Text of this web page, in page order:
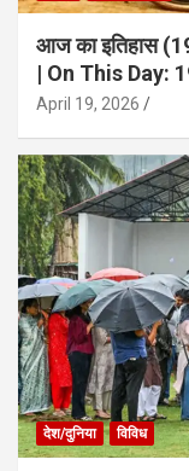
आज का इतिहास
| On This Day:
April 19, 2026
देश/दुनिया विविध